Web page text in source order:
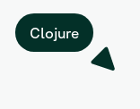
Clojure